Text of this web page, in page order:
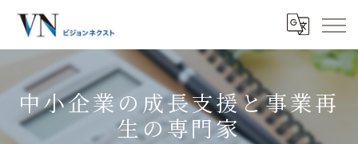
中小企業の成長支援と事業再
生の専門家